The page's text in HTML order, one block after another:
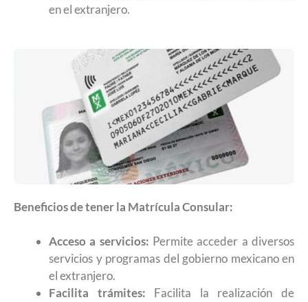
en el extranjero.
Beneficios de tener la Matrícula Consular:
Acceso a servicios: Permite acceder a diversos
servicios y programas del gobierno mexicano en
el extranjero.
Facilita trámites: Facilita la realización de